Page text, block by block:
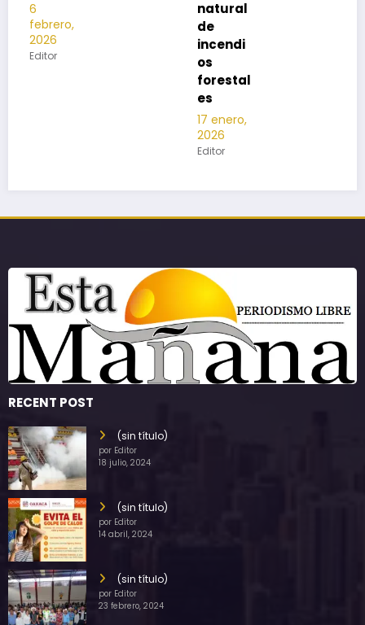
RECENT POST
(sin título)
por Editor
18 julio, 2024
(sin título)
por Editor
14 abril, 2024
(sin título)
por Editor
23 febrero, 2024